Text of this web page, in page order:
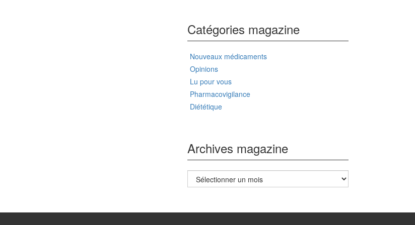
Catégories magazine
Nouveaux médicaments
Opinions
Lu pour vous
Pharmacovigilance
Diététique
Archives magazine
Archives
magazine